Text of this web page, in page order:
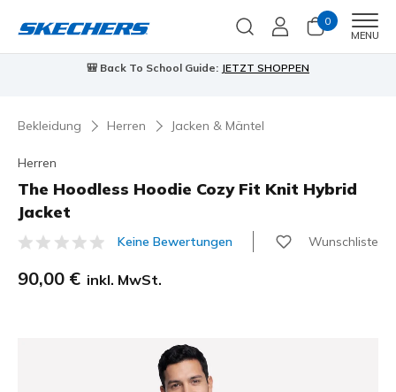
0
MENU
🎒 Back To School Guide: JETZT SHOPPEN
Bekleidung Herren Jacken & Mäntel
Herren
The Hoodless Hoodie Cozy Fit Knit Hybrid
Jacket
4 von 5 Kundenbewertungen
Keine Bewertungen Wunschliste
90,00 € inkl. MwSt.